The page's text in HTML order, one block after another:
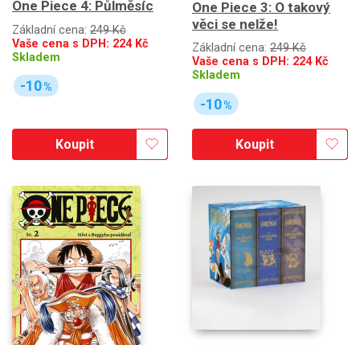
One Piece 4: Půlměsíc
Základní cena: 249 Kč
Vaše cena s DPH: 224Kč
Skladem
-10%
Koupit
One Piece 3: O takový
věci se nelže!
Základní cena: 249 Kč
Vaše cena s DPH: 224Kč
Skladem
-10%
Koupit